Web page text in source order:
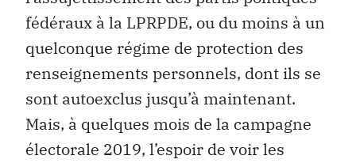
fédéraux à la LPRPDE, ou du moins à un
quelconque régime de protection des
renseignements personnels, dont ils se
sont autoexclus jusqu’à maintenant.
Mais, à quelques mois de la campagne
électorale 2019, l’espoir de voir les